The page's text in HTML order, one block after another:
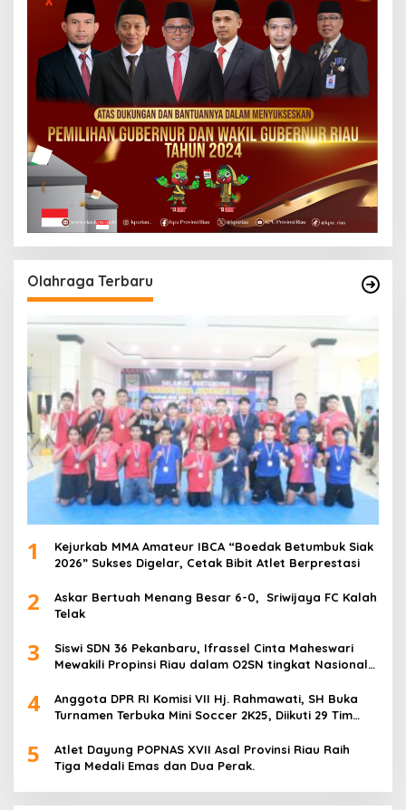
Olahraga Terbaru
1
Kejurkab MMA Amateur IBCA “Boedak Betumbuk Siak
2026” Sukses Digelar, Cetak Bibit Atlet Berprestasi
2
Askar Bertuah Menang Besar 6-0, Sriwijaya FC Kalah
Telak
3
Siswi SDN 36 Pekanbaru, Ifrassel Cinta Maheswari
Mewakili Propinsi Riau dalam O2SN tingkat Nasional
4
Anggota DPR RI Komisi VII Hj. Rahmawati, SH Buka
Turnamen Terbuka Mini Soccer 2K25, Diikuti 29 Tim
5
Atlet Dayung POPNAS XVII Asal Provinsi Riau Raih
Tiga Medali Emas dan Dua Perak.